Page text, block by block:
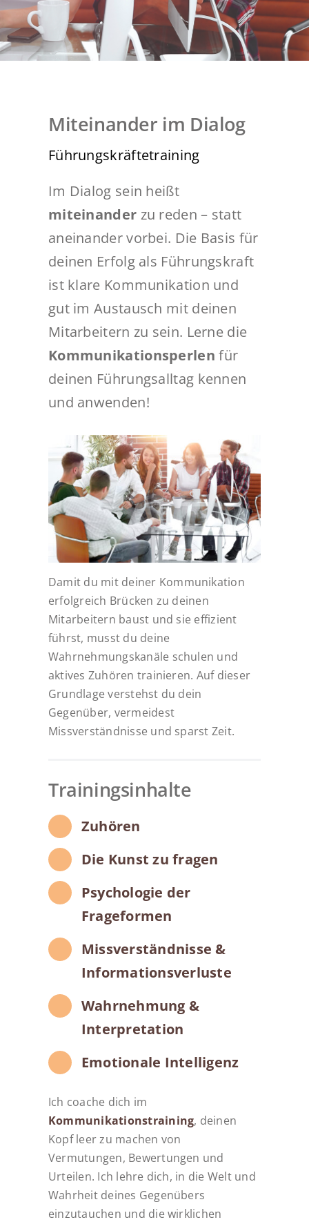
MAGIC NEWS
REFERENZEN
Miteinander im Dialog
Führungskräftetraining
Im Dialog sein heißt
miteinander zu reden – statt
aneinander vorbei. Die Basis für
deinen Erfolg als Führungskraft
ist klare Kommunikation und
gut im Austausch mit deinen
Mitarbeitern zu sein. Lerne die
Kommunikationsperlen für
deinen Führungsalltag kennen
und anwenden!
Damit du mit deiner Kommunikation
erfolgreich Brücken zu deinen
Mitarbeitern baust und sie effizient
führst, musst du deine
Wahrnehmungskanäle schulen und
aktives Zuhören trainieren. Auf dieser
Grundlage verstehst du dein
Gegenüber, vermeidest
Missverständnisse und sparst Zeit.
Trainingsinhalte
Zuhören
Die Kunst zu fragen
Psychologie der
Frageformen
Missverständnisse &
Informationsverluste
Wahrnehmung &
Interpretation
Emotionale Intelligenz
Ich coache dich im
Kommunikationstraining, deinen
Kopf leer zu machen von
Vermutungen, Bewertungen und
Urteilen. Ich lehre dich, in die Welt und
Wahrheit deines Gegenübers
einzutauchen und die wirklichen